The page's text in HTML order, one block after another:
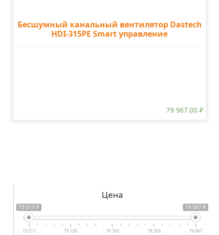
Бесшумный канальный вентилятор Dastech
HDI-315PE Smart управление
79 967.00 ₽
Цена
73 517 ₽ 79 967 ₽
73 517 75 130 76 742 78 355 79 967